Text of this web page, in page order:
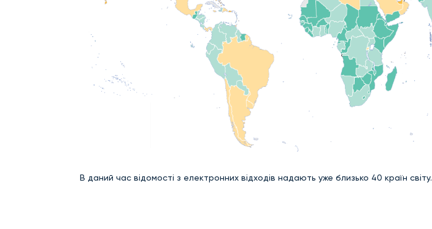
В даний час відомості з електронних відходів надають уже близько 40 країн світу.